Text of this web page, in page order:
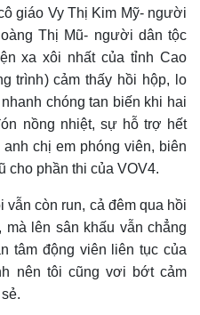
giáo Vy Thị Kim Mỹ- người
Thị Mũ- người dân tộc
xa xôi nhất của tỉnh Cao
trình) cảm thấy hồi hộp, lo
chóng tan biến khi hai
nồng nhiệt, sự hỗ trợ hết
chị em phóng viên, biên
cho phần thi của VOV4.
vẫn còn run, cả đêm qua hồi
lên sân khấu vẫn chẳng
tâm động viên liên tục của
nên tôi cũng vơi bớt cảm